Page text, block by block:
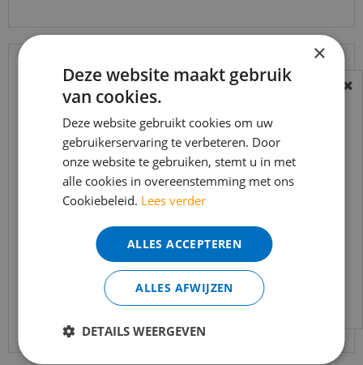
Quick-step - Impressive - IM1847 klassieke eik
beige (Lamin…
per m2
Bekijk product
BEREIKBAARHEID
In verband met de vakantie periode zijn wij
t/m 14 augustus telefonisch helaas niet
bereikbaar.
Bestelling worden uiteraard verwerkt
echter iets minder snel dan wat je van ons
gewend bent.
Voor vragen kan je ons bereiken via
info@merkvloerenwinkel.nl
×
Deze website maakt gebruik
van cookies.
Deze website gebruikt cookies om uw
gebruikerservaring te verbeteren. Door
onze website te gebruiken, stemt u in met
alle cookies in overeenstemming met ons
Cookiebeleid. Lees verder
ALLES ACCEPTEREN
ALLES AFWIJZEN
DETAILS WEERGEVEN